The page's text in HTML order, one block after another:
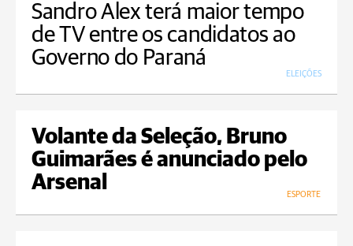
Sandro Alex terá maior tempo
de TV entre os candidatos ao
Governo do Paraná
ELEIÇÕES
Volante da Seleção, Bruno
Guimarães é anunciado pelo
Arsenal
ESPORTE